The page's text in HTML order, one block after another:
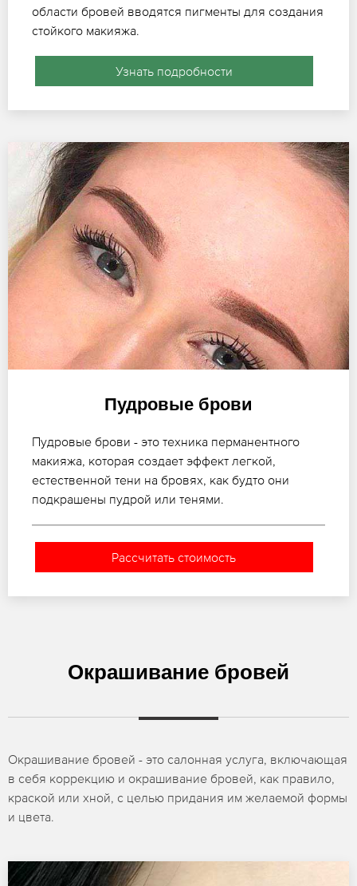
области бровей вводятся пигменты для создания
стойкого макияжа.
Узнать подробности
Пудровые брови
Пудровые брови - это техника перманентного
макияжа, которая создает эффект легкой,
естественной тени на бровях, как будто они
подкрашены пудрой или тенями.
Рассчитать стоимость
Окрашивание бровей
Окрашивание бровей - это салонная услуга, включающая
в себя коррекцию и окрашивание бровей, как правило,
краской или хной, с целью придания им желаемой формы
и цвета.